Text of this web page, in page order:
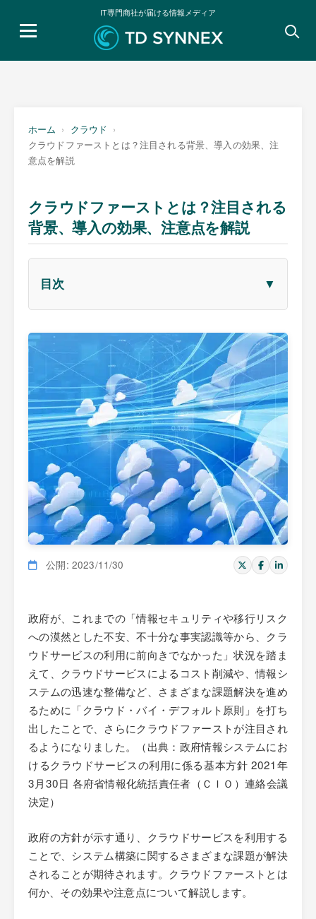
IT専門商社が届ける情報メディア
検
ホーム
クラウド
クラウドファーストとは？注目される背景、導入の効果、注
意点を解説
クラウドファーストとは？注目される
背景、導入の効果、注意点を解説
目次 ▼
公開: 2023/11/30
政府が、これまでの「情報セキュリティや移行リスク
への漠然とした不安、不十分な事実認識等から、クラ
ウドサービスの利用に前向きでなかった」状況を踏ま
えて、クラウドサービスによるコスト削減や、情報シ
ステムの迅速な整備など、さまざまな課題解決を進め
るために「クラウド・バイ・デフォルト原則」を打ち
出したことで、さらにクラウドファーストが注目され
るようになりました。（出典：政府情報システムにお
けるクラウドサービスの利用に係る基本方針 2021年
3月30日 各府省情報化統括責任者（ＣＩＯ）連絡会議
決定）
政府の方針が示す通り、クラウドサービスを利用する
ことで、システム構築に関するさまざまな課題が解決
されることが期待されます。クラウドファーストとは
何か、その効果や注意点について解説します。